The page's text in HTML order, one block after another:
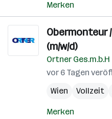
Merken
Obermonteur
(m/w/d)
Ortner Ges.m.b.H
vor 6 Tagen
Wien
Vollzeit
Merken